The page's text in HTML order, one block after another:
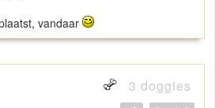
vandaar
3 doggies